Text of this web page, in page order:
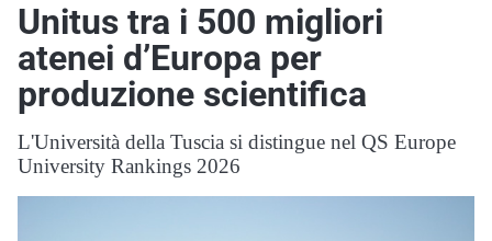
Unitus tra i 500 migliori
atenei d’Europa per
produzione scientifica
L'Università della Tuscia si distingue nel QS Europe
University Rankings 2026